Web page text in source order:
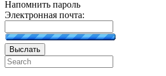
Напомнить пароль
Электронная почта:
Выслать